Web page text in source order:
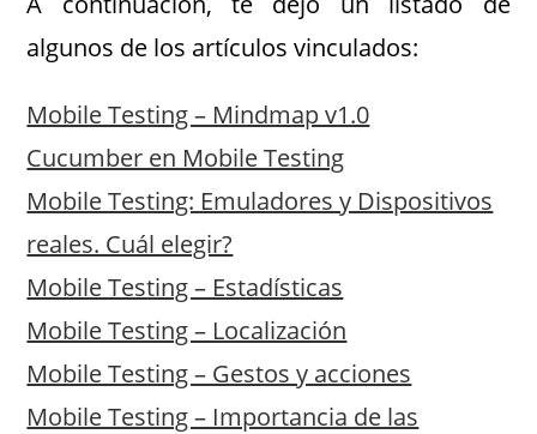
algunos de los artículos vinculados:
Mobile Testing – Mindmap v1.0
Cucumber en Mobile Testing
Mobile Testing: Emuladores y Dispositivos
reales. Cuál elegir?
Mobile Testing – Estadísticas
Mobile Testing – Localización
Mobile Testing – Gestos y acciones
Mobile Testing – Importancia de las